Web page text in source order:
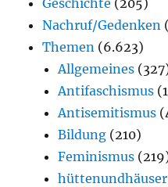
Nachruf/Gedenken
Themen (6.623)
Allgemeines
Antifaschismus
Antisemitismus
Bildung (210)
Feminismus
hüttenundhäuser